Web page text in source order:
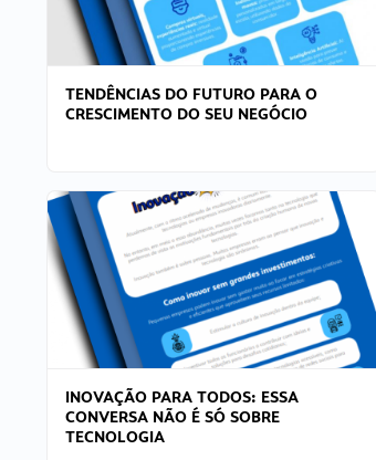
TENDÊNCIAS DO FUTURO PARA O
CRESCIMENTO DO SEU NEGÓCIO
INOVAÇÃO PARA TODOS: ESSA
CONVERSA NÃO É SÓ SOBRE
TECNOLOGIA